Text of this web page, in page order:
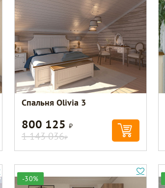
Спальня Olivia 3
800 125 Р
1 143 036Р
-30%